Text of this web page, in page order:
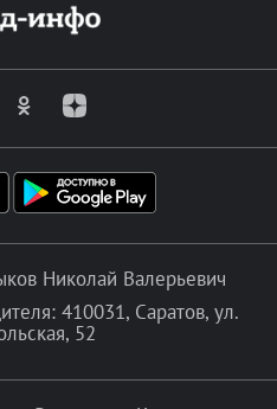
Николай Валерьевич
410031, Саратов, ул.
52